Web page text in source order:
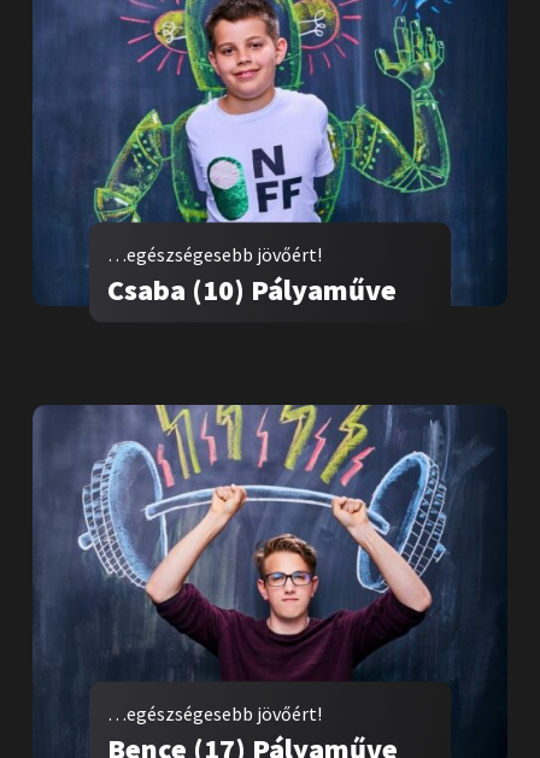
…egészségesebb jövőért!
Csaba (10) Pályaműve
…egészségesebb jövőért!
Bence (17) Pályaműve